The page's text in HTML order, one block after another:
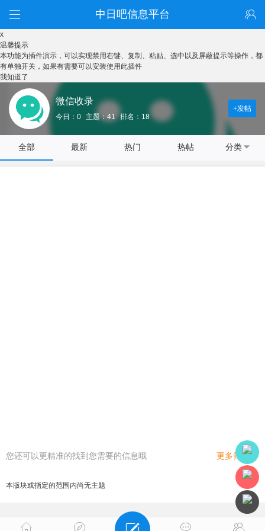
中日吧信息平台
x
温馨提示
本功能为插件演示，可以实现禁用右键、复制、粘贴、选中以及屏蔽提示等操作，都
有单独开关，如果有需要可以安装使用此插件
我知道了
微信收录
今日：0 主题：41 排名：18
+发帖
全部 最新 热门 热帖 分类
您还可以更精准的找到您需要的信息哦 更多筛选
本版块或指定的范围内尚无主题